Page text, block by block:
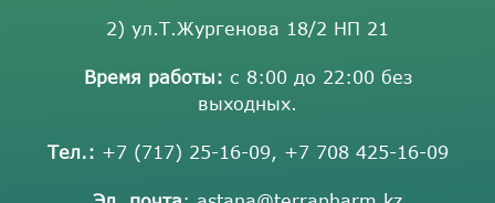
2) ул.Т.Жургенова 18/2 НП 21
Время работы: с 8:00 до 22:00 без
выходных.
Тел.: +7 (717) 25-16-09, +7 708 425-16-09